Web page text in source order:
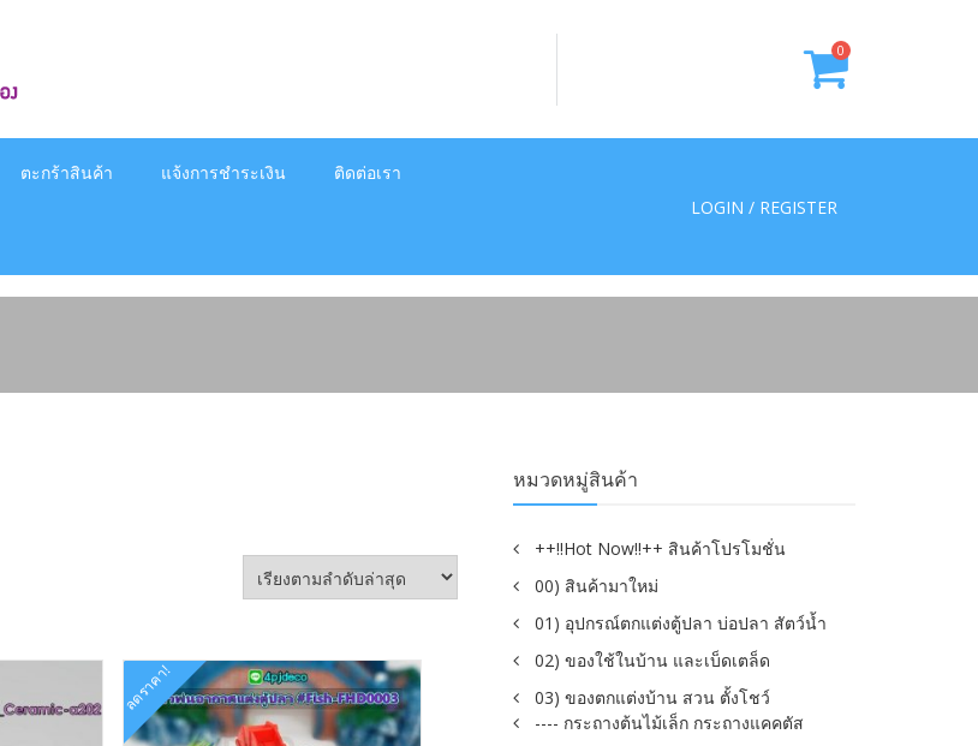
0
ตะกร้าสินค้า แจ้งการชำระเงิน ติดต่อเรา
LOGIN / REGISTER
ลดราคา!
หมวดหมู่สินค้า
++!!Hot Now!!++ สินค้าโปรโมชั่น
00) สินค้ามาใหม่
01) อุปกรณ์ตกแต่งตู้ปลา บ่อปลา สัตว์น้ำ
02) ของใช้ในบ้าน และเบ็ดเตล็ด
03) ของตกแต่งบ้าน สวน ตั้งโชว์
---- กระถางต้นไม้เล็ก กระถางแคคตัส